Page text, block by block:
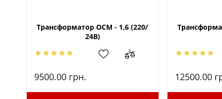
Трансформатор ОСМ - 1,6 (220/
24В)
9500.00 грн. 12500.00